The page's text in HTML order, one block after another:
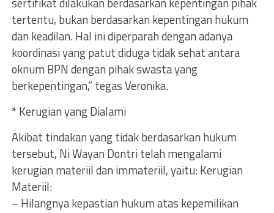
tertentu, bukan berdasarkan kepentingan hukum
dan keadilan. Hal ini diperparah dengan adanya
koordinasi yang patut diduga tidak sehat antara
oknum BPN dengan pihak swasta yang
berkepentingan,” tegas Veronika.
* Kerugian yang Dialami
Akibat tindakan yang tidak berdasarkan hukum
tersebut, Ni Wayan Dontri telah mengalami
kerugian materiil dan immateriil, yaitu: Kerugian
Materiil:
– Hilangnya kepastian hukum atas kepemilikan